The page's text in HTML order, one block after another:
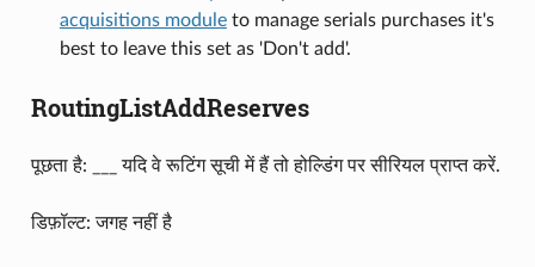
acquisitions moduleto manage serials purchases it's
best to leave this set as 'Don't add'.
RoutingListAddReserves
पूछता है: ___ यदि वे रूटिंग सूची में हैं तो होल्डिंग पर सीरियल प्राप्त करें.
डिफ़ॉल्ट: जगह नहीं है